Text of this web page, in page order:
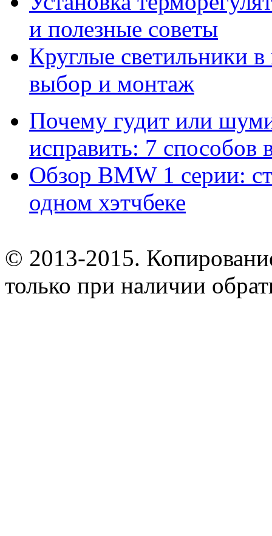
и полезные советы
Круглые светильники
выбор и монтаж
Почему гудит или
исправить: 7 способов
Обзор BMW 1 серии:
одном хэтчбеке
© 2013-2015.
только при наличии